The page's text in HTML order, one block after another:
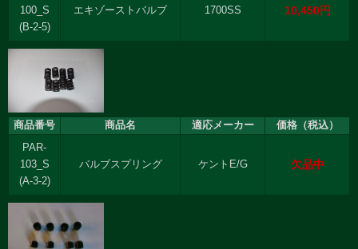
100_S
(B-2-5)
エキゾーストバルブ 1700SS 10,450円
商品番号 商品名 適応メーカー
価格（税込）
PAR-
103_S
(A-3-2)
バルブスプリング ケントE/G 欠品中